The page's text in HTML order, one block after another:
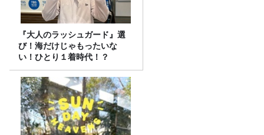
『大人のラッシュガード』選
び！海だけじゃもったいな
い！ひとり１着時代！？